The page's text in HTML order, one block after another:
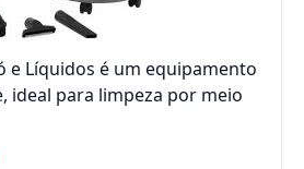
e Líquidos é um equipamento
ideal para limpeza por meio